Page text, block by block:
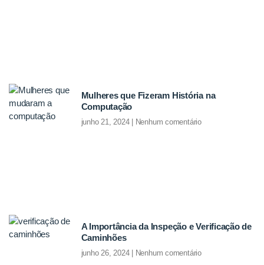
Mulheres que Fizeram História na
Computação
junho 21, 2024 Nenhum comentário
A Importância da Inspeção e Verificação de
Caminhões
junho 26, 2024 Nenhum comentário